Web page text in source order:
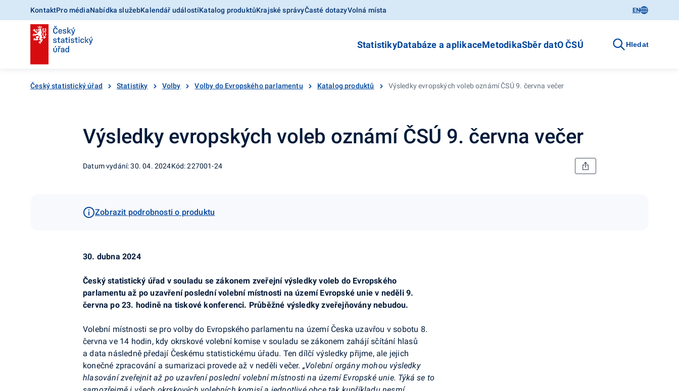
KontaktPro médiaNabídka služebKalendář událostíKatalog produktůKrajské správyČasté dotazyVolná místa EN
StatistikyDatabáze a aplikaceMetodikaSběr datO ČSÚ Hledat
Český statistický úřad Statistiky Volby Volby do Evropského parlamentu Katalog produktů Výsledky evropských voleb oznámí ČSÚ 9. června večer
Výsledky evropských voleb oznámí ČSÚ 9. června večer
Datum vydání: 30. 04. 2024Kód: 227001-24
Zobrazit podrobnosti o produktu
30. dubna 2024
Český statistický úřad v souladu se zákonem zveřejní výsledky voleb do Evropského
parlamentu až po uzavření poslední volební místnosti na území Evropské unie v neděli 9.
června po 23. hodině na tiskové konferenci. Průběžné výsledky zveřejňovány nebudou.
Volební místnosti se pro volby do Evropského parlamentu na území Česka uzavřou v sobotu 8.
června ve 14 hodin, kdy okrskové volební komise v souladu se zákonem zahájí sčítání hlasů
a data následně předají Českému statistickému úřadu. Ten dílčí výsledky přijme, ale jejich
konečné zpracování a sumarizaci provede až v neděli večer. „Volební orgány mohou výsledky
hlasování zveřejnit až po uzavření poslední volební místnosti na území Evropské unie. Týká se to